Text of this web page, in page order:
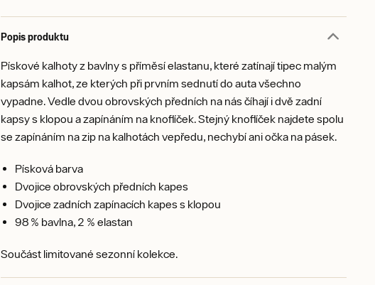
Popis produktu
Pískové kalhoty z bavlny s příměsí elastanu, které zatínají tipec malým
kapsám kalhot, ze kterých při prvním sednutí do auta všechno
vypadne. Vedle dvou obrovských předních na nás číhají i dvě zadní
kapsy s klopou a zapínáním na knoflíček. Stejný knoflíček najdete spolu
se zapínáním na zip na kalhotách vepředu, nechybí ani očka na pásek.
Písková barva
Dvojice obrovských předních kapes
Dvojice zadních zapínacích kapes s klopou
98 % bavlna, 2 % elastan
Součást limitované sezonní kolekce.